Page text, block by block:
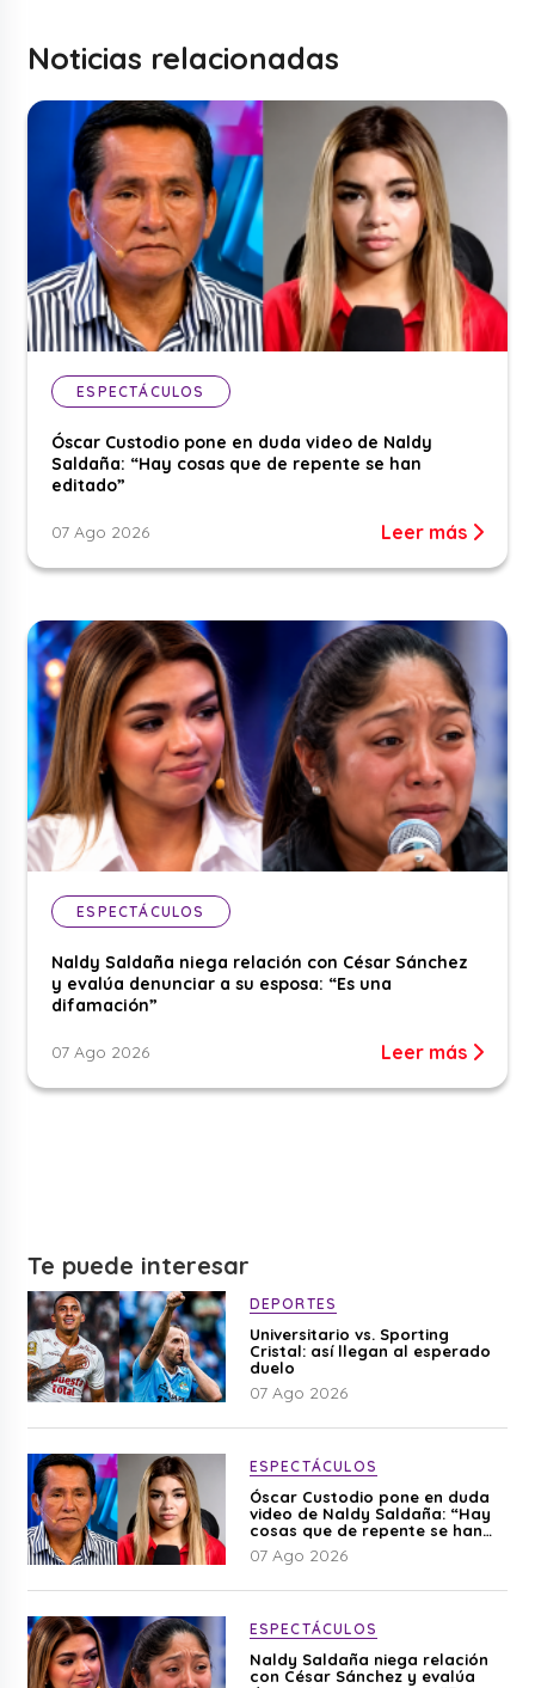
Noticias relacionadas
ESPECTÁCULOS
Óscar Custodio pone en duda video de Naldy
Saldaña: “Hay cosas que de repente se han
editado”
07 Ago 2026 Leer más
ESPECTÁCULOS
Naldy Saldaña niega relación con César Sánchez
y evalúa denunciar a su esposa: “Es una
difamación”
07 Ago 2026 Leer más
Te puede interesar
DEPORTES
Universitario vs. Sporting
Cristal: así llegan al esperado
duelo
07 Ago 2026
ESPECTÁCULOS
Óscar Custodio pone en duda
video de Naldy Saldaña: “Hay
cosas que de repente se han
editado”
07 Ago 2026
ESPECTÁCULOS
Naldy Saldaña niega relación
con César Sánchez y evalúa